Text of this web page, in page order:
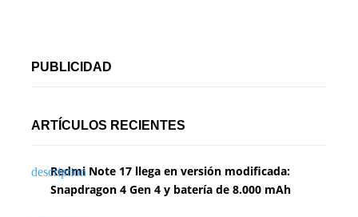
PUBLICIDAD
ARTÍCULOS RECIENTES
Redmi Note 17 llega en versión modificada:
Snapdragon 4 Gen 4 y batería de 8.000 mAh